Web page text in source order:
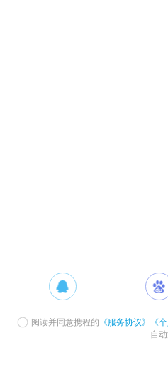
阅读并同意携程的 《服务协议》 《
自